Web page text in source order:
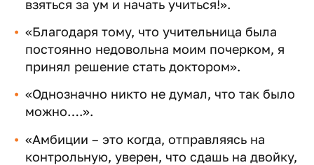
взяться за ум и начать учиться!».
«Благодаря тому, что учительница была
постоянно недовольна моим почерком, я
принял решение стать доктором».
«Однозначно никто не думал, что так было
можно….».
«Амбиции – это когда, отправляясь на
контрольную, уверен, что сдашь на двойку,